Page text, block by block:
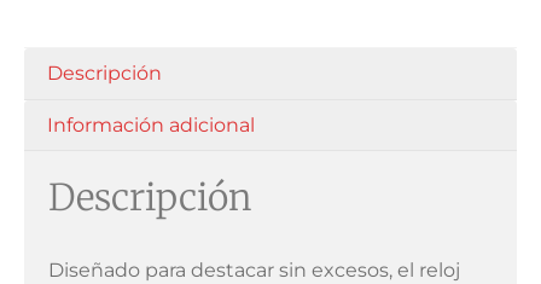
Descripción
Información adicional
Descripción
Diseñado para destacar sin excesos, el reloj